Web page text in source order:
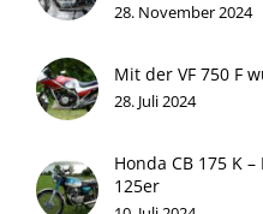
28. November 2024
Mit der VF 750 F
28. Juli 2024
Honda CB 175 K
125er